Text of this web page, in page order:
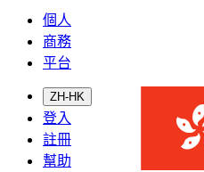
個人
商務
平台
ZH-HK
登入
註冊
幫助